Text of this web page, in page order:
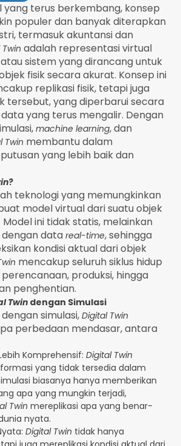
yang terus berkembang, konsep
populer dan banyak diterapkan
termasuk akuntansi dan
adalah representasi virtual
sistem yang dirancang untuk
fisik secara akurat. Konsep ini
replikasi fisik, tetapi juga
tersebut, yang diperbarui secara
yang terus mengalir. Dengan
machine learning, dan
Twin membantu dalam
yang lebih baik dan
?
teknologi yang memungkinkan
model virtual dari suatu objek
ini tidak statis, melainkan
dengan datareal-time, sehingga
kondisi aktual dari objek
mencakup seluruh siklus hidup
produksi, hingga
penghentian.
Twin dengan Simulasi
simulasi,Digital Twin
perbedaan mendasar, antara
Komprehensif:Digital Twin
yang tidak tersedia dalam
biasanya hanya memberikan
apa yang mungkin terjadi,
Twinmereplikasi apa yang benar-
nyata.
Digital Twin tidak hanya